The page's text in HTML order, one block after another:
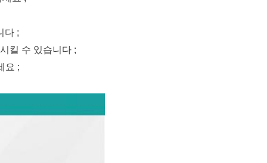
다 ;
킬 수 있습니다 ;
요 ;